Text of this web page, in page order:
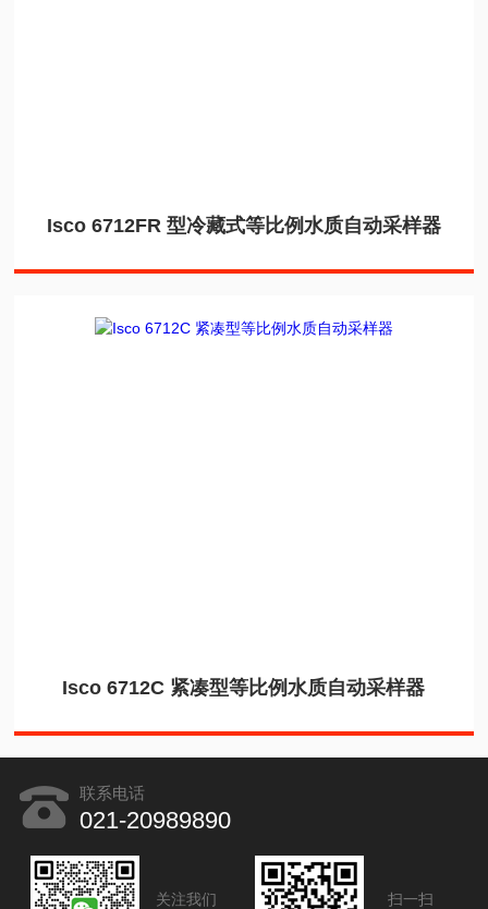
Isco 6712FR 型冷藏式等比例水质自动采样器
Isco 6712C 紧凑型等比例水质自动采样器
联系电话
021-20989890
关注我们 扫一扫